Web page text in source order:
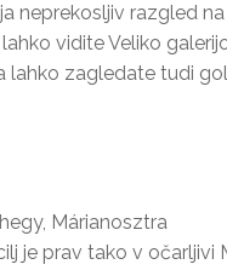
neprekosljiv razgled
lahko vidite Veliko
lahko zagledate tudi
Márianosztra
je prav tako v očarljivi